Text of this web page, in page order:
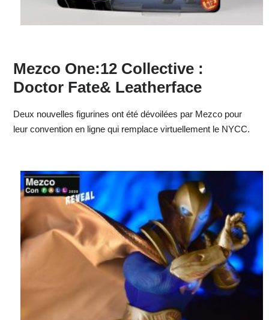
Mezco One:12 Collective :
Doctor Fate& Leatherface
Deux nouvelles figurines ont été dévoilées par Mezco pour
leur convention en ligne qui remplace virtuellement le NYCC.